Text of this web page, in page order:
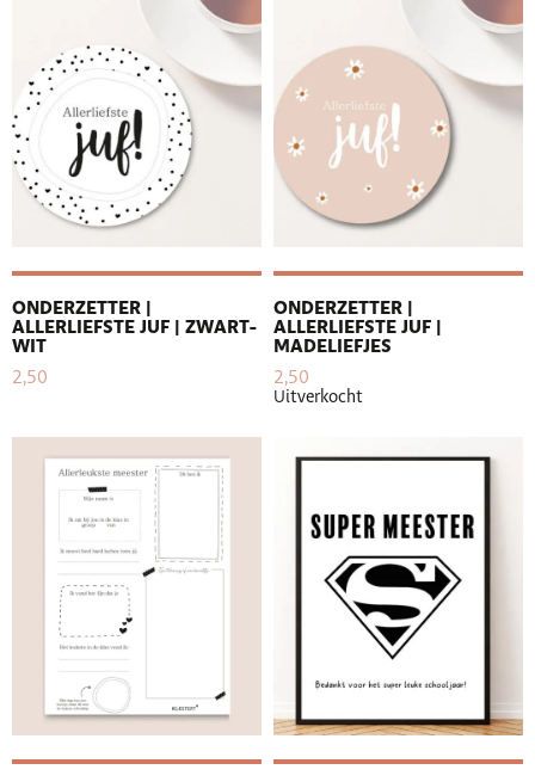
ONDERZETTER |
ALLERLIEFSTE JUF | ZWART-
WIT
2,50
ONDERZETTER |
ALLERLIEFSTE JUF |
MADELIEFJES
2,50
Uitverkocht